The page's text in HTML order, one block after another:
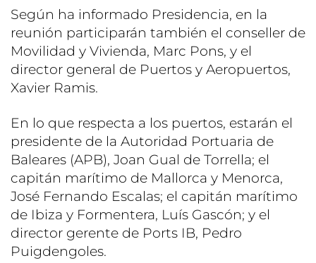
Según ha informado Presidencia, en la
reunión participarán también el conseller de
Movilidad y Vivienda, Marc Pons, y el
director general de Puertos y Aeropuertos,
Xavier Ramis.
En lo que respecta a los puertos, estarán el
presidente de la Autoridad Portuaria de
Baleares (APB), Joan Gual de Torrella; el
capitán marítimo de Mallorca y Menorca,
José Fernando Escalas; el capitán marítimo
de Ibiza y Formentera, Luís Gascón; y el
director gerente de Ports IB, Pedro
Puigdengoles.